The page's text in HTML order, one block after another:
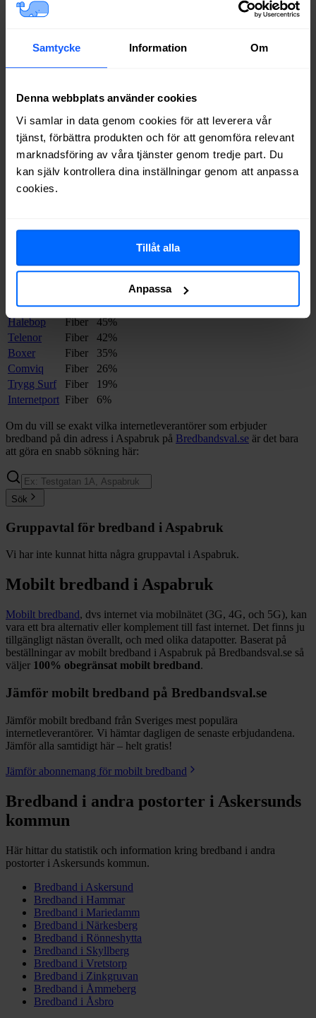
Samtycke Information Om
Denna webbplats använder cookies
Vi samlar in data genom cookies för att leverera vår
tjänst, förbättra produkten och för att genomföra relevant
marknadsföring av våra tjänster genom tredje part. Du
kan själv kontrollera dina inställningar genom att anpassa
cookies.
Tillåt alla
Anpassa
Bredband via kabel-TV i Aspabruk
bredband via kabel-TV (via koaxialkabel) i
många av adresserna vi testat finns de tillgängliga? Tabellen nedan
visar hur ofta internetleverantörerna har dykt upp med erbjudanden
på adressökningarna i
Aspabruk under de senaste 12
Avser sökningar där det finns fast bredband på adressen.
Net at Once Fiber
61%
Bredband2
Fiber
52%
Tele2
Fiber
48%
Halebop
Fiber
45%
Telenor
Fiber
42%
Boxer
Fiber
35%
Comviq
Fiber
26%
Trygg Surf
Fiber
19%
Internetport Fiber 6%
Om du vill se exakt vilka internetleverantörer som erbjuder
bredband på din adress i Aspabruk på Bredbandsval.se är det bara
att göra en snabb sökning här:
Sök
Gruppavtal för bredband i Aspabruk
Vi har inte kunnat hitta några gruppavtal iAspabruk.
Mobilt bredband i Aspabruk
Mobilt bredband, dvs internet via mobilnätet (3G, 4G, och 5G), kan
vara ett bra alternativ eller komplement till fast internet. Det finns ju
tillgängligt nästan överallt, och med olika datapotter. Baserat på
beställningar av mobilt bredband i Aspabruk på Bredbandsval.se så
väljer 100% obegränsat mobilt bredband.
Jämför mobilt bredband på Bredbandsval.se
Jämför mobilt bredband från Sveriges mest populära
internetleverantörer. Vi hämtar dagligen de senaste erbjudandena.
Jämför alla samtidigt här – helt gratis!
Jämför abonnemang för mobilt bredband
Bredband i andra postorter i Askersunds
kommun
Här hittar du statistik och information kring bredband i andra
postorter i Askersunds kommun.
Bredband i Askersund
Bredband i Hammar
Bredband i Mariedamm
Bredband i Närkesberg
Bredband i Rönneshytta
Bredband i Skyllberg
Bredband i Vretstorp
Bredband i Zinkgruvan
Bredband i Åmmeberg
Bredband i Åsbro